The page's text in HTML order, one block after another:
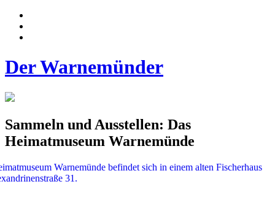
Der Warnemünder
Sammeln und Ausstellen: Das
Heimatmuseum Warnemünde